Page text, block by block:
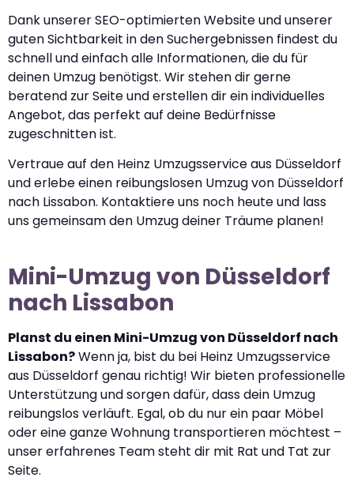
Dank unserer SEO-optimierten Website und unserer
guten Sichtbarkeit in den Suchergebnissen findest du
schnell und einfach alle Informationen, die du für
deinen Umzug benötigst. Wir stehen dir gerne
beratend zur Seite und erstellen dir ein individuelles
Angebot, das perfekt auf deine Bedürfnisse
zugeschnitten ist.
Vertraue auf den Heinz Umzugsservice aus Düsseldorf
und erlebe einen reibungslosen Umzug von Düsseldorf
nach Lissabon. Kontaktiere uns noch heute und lass
uns gemeinsam den Umzug deiner Träume planen!
Mini-Umzug von Düsseldorf
nach Lissabon
Planst du einen Mini-Umzug von Düsseldorf nach
Lissabon?Wenn ja, bist du bei Heinz Umzugsservice
aus Düsseldorf genau richtig! Wir bieten professionelle
Unterstützung und sorgen dafür, dass dein Umzug
reibungslos verläuft. Egal, ob du nur ein paar Möbel
oder eine ganze Wohnung transportieren möchtest –
unser erfahrenes Team steht dir mit Rat und Tat zur
Seite.